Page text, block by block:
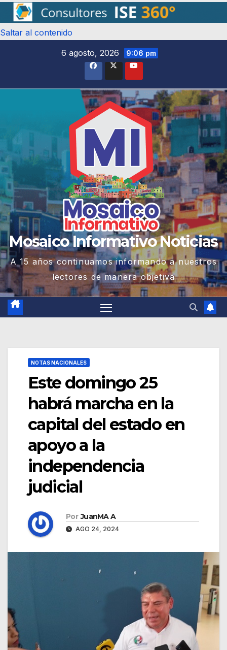
Saltar al contenido
6 agosto, 2026
9:06 pm
Mosaico Informativo Noticias
A 15 años continuamos informando a nuestros
lectores de manera objetiva
NOTAS NACIONALES
Este domingo 25
habrá marcha en la
capital del estado en
apoyo a la
independencia
judicial
Por JuanMA A
AGO 24, 2024